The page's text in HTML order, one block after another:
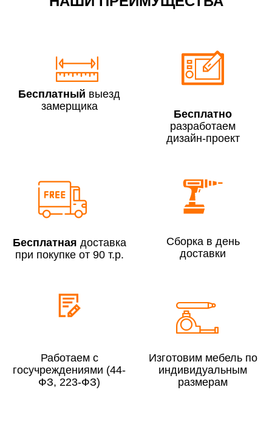
По Москве в пределах МКАД в выходные и вечернее
время 3 500 руб.
Сборка по Москве в будние дни при заказе:
До 300 000 руб.
7% (но не менее 2 500 руб.)
Свыше 300 000 руб.
Свыше 300 000 руб.
Сборка в выходные дни и вечернее время:
По Москве
По Московской области
Бесплатный выезд
замерщика
Бесплатно
разработаем
дизайн-проект
Бесплатная доставка
при покупке от 90 т.р.
Сборка в день
доставки
Работаем с
госучреждениями (44-
ФЗ, 223-ФЗ)
Изготовим мебель по
индивидуальным
размерам